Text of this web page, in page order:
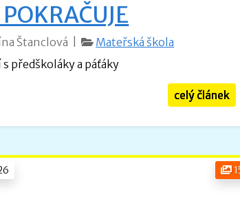
Štanclová |
Mateřská škola
předškoláky a páťáky
celý článek